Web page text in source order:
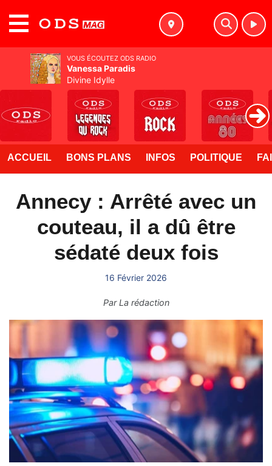
ACCUEIL BONS PLANS INFOS POLITIQUE
Annecy : Arrêté avec un
couteau, il a dû être
sédaté deux fois
16 Février 2026
ParLa rédaction
VOUS ÉCOUTEZ ODS RADIO
Vanessa Paradis
Divine Idylle